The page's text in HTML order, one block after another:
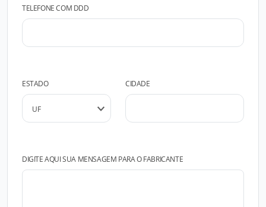
TELEFONE COM DDD
ESTADO CIDADE
DIGITE AQUI SUA MENSAGEM PARA O FABRICANTE